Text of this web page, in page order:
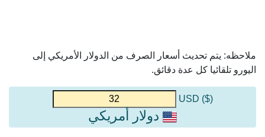
ملاحظه: يتم تحديث أسعار الصرف من الدولار الأمريكي إلى
اليورو تلقائيا كل عدة دقائق.
($) USD
دولار أمريكي